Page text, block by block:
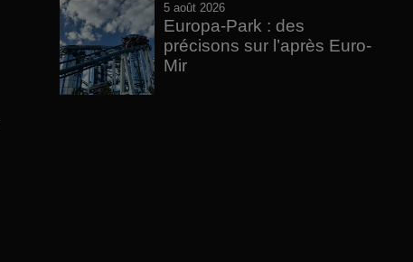
5 août 2026
Europa-Park : des
précisons sur l’après Euro-
Mir